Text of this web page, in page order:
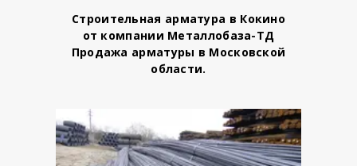
Строительная арматура в Кокино
от компании Металлобаза-ТД
Продажа арматуры в Московской
области.